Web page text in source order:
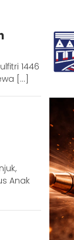
1446
[…]
Anak